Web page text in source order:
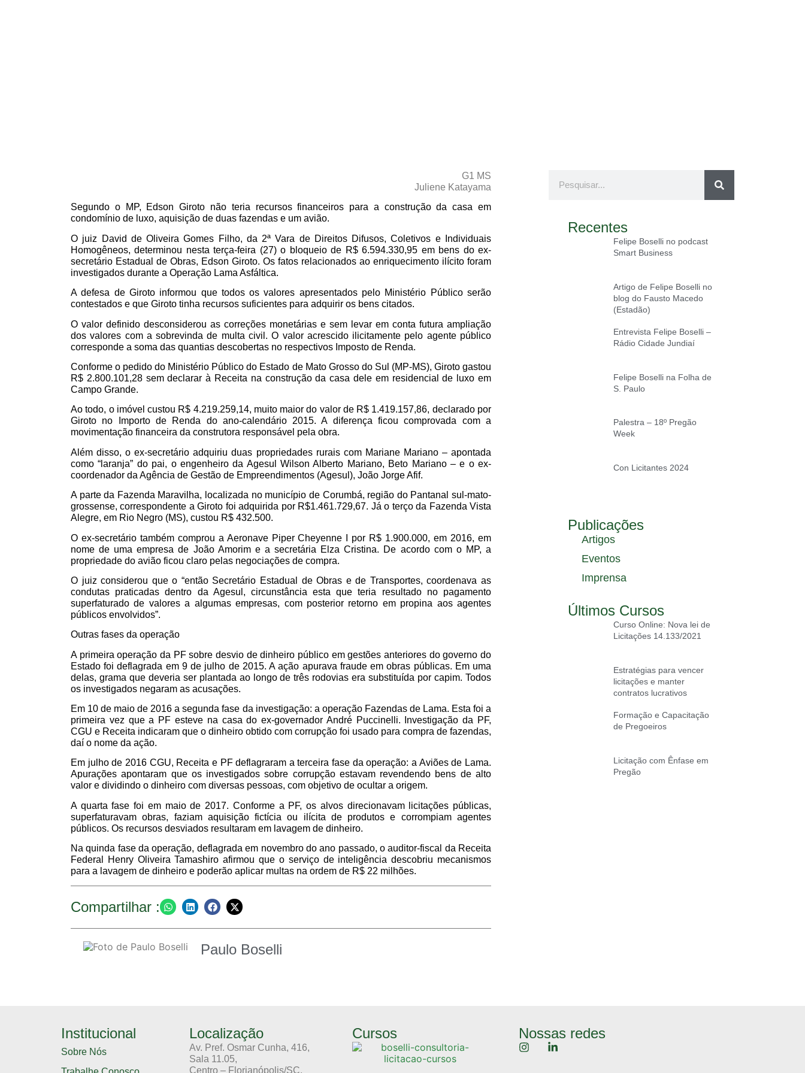
G1 MS
Juliene Katayama
Segundo o MP, Edson Giroto não teria recursos financeiros para a construção da casa em
condomínio de luxo, aquisição de duas fazendas e um avião.
O juiz David de Oliveira Gomes Filho, da 2ª Vara de Direitos Difusos, Coletivos e Individuais
Homogêneos, determinou nesta terça-feira (27) o bloqueio de R$ 6.594.330,95 em bens do ex-
secretário Estadual de Obras, Edson Giroto. Os fatos relacionados ao enriquecimento ilícito foram
investigados durante a Operação Lama Asfáltica.
A defesa de Giroto informou que todos os valores apresentados pelo Ministério Público serão
contestados e que Giroto tinha recursos suficientes para adquirir os bens citados.
O valor definido desconsiderou as correções monetárias e sem levar em conta futura ampliação
dos valores com a sobrevinda de multa civil. O valor acrescido ilicitamente pelo agente público
corresponde a soma das quantias descobertas no respectivos Imposto de Renda.
Conforme o pedido do Ministério Público do Estado de Mato Grosso do Sul (MP-MS), Giroto gastou
R$ 2.800.101,28 sem declarar à Receita na construção da casa dele em residencial de luxo em
Campo Grande.
Ao todo, o imóvel custou R$ 4.219.259,14, muito maior do valor de R$ 1.419.157,86, declarado por
Giroto no Importo de Renda do ano-calendário 2015. A diferença ficou comprovada com a
movimentação financeira da construtora responsável pela obra.
Além disso, o ex-secretário adquiriu duas propriedades rurais com Mariane Mariano – apontada
como “laranja” do pai, o engenheiro da Agesul Wilson Alberto Mariano, Beto Mariano – e o ex-
coordenador da Agência de Gestão de Empreendimentos (Agesul), João Jorge Afif.
A parte da Fazenda Maravilha, localizada no município de Corumbá, região do Pantanal sul-mato-
grossense, correspondente a Giroto foi adquirida por R$1.461.729,67. Já o terço da Fazenda Vista
Alegre, em Rio Negro (MS), custou R$ 432.500.
O ex-secretário também comprou a Aeronave Piper Cheyenne I por R$ 1.900.000, em 2016, em
nome de uma empresa de João Amorim e a secretária Elza Cristina. De acordo com o MP, a
propriedade do avião ficou claro pelas negociações de compra.
O juiz considerou que o “então Secretário Estadual de Obras e de Transportes, coordenava as
condutas praticadas dentro da Agesul, circunstância esta que teria resultado no pagamento
superfaturado de valores a algumas empresas, com posterior retorno em propina aos agentes
públicos envolvidos”.
Outras fases da operação
A primeira operação da PF sobre desvio de dinheiro público em gestões anteriores do governo do
Estado foi deflagrada em 9 de julho de 2015. A ação apurava fraude em obras públicas. Em uma
delas, grama que deveria ser plantada ao longo de três rodovias era substituída por capim. Todos
os investigados negaram as acusações.
Em 10 de maio de 2016 a segunda fase da investigação: a operação Fazendas de Lama. Esta foi a
primeira vez que a PF esteve na casa do ex-governador André Puccinelli. Investigação da PF,
CGU e Receita indicaram que o dinheiro obtido com corrupção foi usado para compra de fazendas,
daí o nome da ação.
Em julho de 2016 CGU, Receita e PF deflagraram a terceira fase da operação: a Aviões de Lama.
Apurações apontaram que os investigados sobre corrupção estavam revendendo bens de alto
valor e dividindo o dinheiro com diversas pessoas, com objetivo de ocultar a origem.
A quarta fase foi em maio de 2017. Conforme a PF, os alvos direcionavam licitações públicas,
superfaturavam obras, faziam aquisição fictícia ou ilícita de produtos e corrompiam agentes
públicos. Os recursos desviados resultaram em lavagem de dinheiro.
Na quinda fase da operação, deflagrada em novembro do ano passado, o auditor-fiscal da Receita
Federal Henry Oliveira Tamashiro afirmou que o serviço de inteligência descobriu mecanismos
para a lavagem de dinheiro e poderão aplicar multas na ordem de R$ 22 milhões.
Compartilhar :
Paulo Boselli
Recentes
Felipe Boselli no podcast
Smart Business
Artigo de Felipe Boselli no
blog do Fausto Macedo
(Estadão)
Entrevista Felipe Boselli –
Rádio Cidade Jundiaí
Felipe Boselli na Folha de
S. Paulo
Palestra – 18º Pregão
Week
Con Licitantes 2024
Publicações
Artigos
Eventos
Imprensa
Últimos Cursos
Curso Online: Nova lei de
Licitações 14.133/2021
Estratégias para vencer
licitações e manter
contratos lucrativos
Formação e Capacitação
de Pregoeiros
Licitação com Ênfase em
Pregão
Institucional
Sobre Nós
Localização
Av. Pref. Osmar Cunha, 416,
Sala 11.05,
Centro – Florianópolis/SC,
Cursos Nossas redes